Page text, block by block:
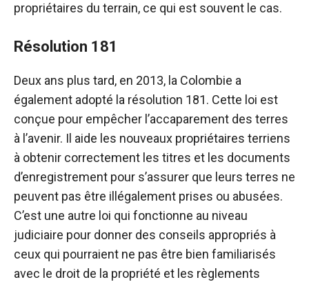
propriétaires du terrain, ce qui est souvent le cas.
Résolution 181
Deux ans plus tard, en 2013, la Colombie a
également adopté la résolution 181. Cette loi est
conçue pour empêcher l’accaparement des terres
à l’avenir. Il aide les nouveaux propriétaires terriens
à obtenir correctement les titres et les documents
d’enregistrement pour s’assurer que leurs terres ne
peuvent pas être illégalement prises ou abusées.
C’est une autre loi qui fonctionne au niveau
judiciaire pour donner des conseils appropriés à
ceux qui pourraient ne pas être bien familiarisés
avec le droit de la propriété et les règlements